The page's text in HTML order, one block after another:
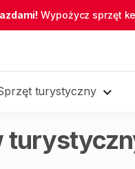
Wypożycz sprzęt
turystyczny